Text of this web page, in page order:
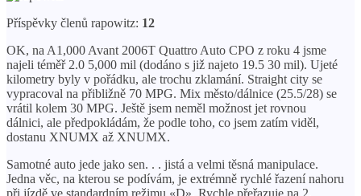
Příspěvky členů rapowitz: 12
OK, na A1,000 Avant 2006T Quattro Auto CPO z roku 4 jsme
najeli téměř 2.0 5,000 mil (dodáno s již najeto 19.5 30 mil). Ujeté
kilometry byly v pořádku, ale trochu zklamání. Straight city se
vypracoval na přibližně 70 MPG. Mix město/dálnice (25.5/28) se
vrátil kolem 30 MPG. Ještě jsem neměl možnost jet rovnou
dálnici, ale předpokládám, že podle toho, co jsem zatím viděl,
dostanu XNUMX až XNUMX.
Samotné auto jede jako sen. . . jistá a velmi těsná manipulace.
Jedna věc, na kterou se podívám, je extrémně rychlé řazení nahoru
při jízdě ve standardním režimu «D». Rychle přeřazuje na 2.